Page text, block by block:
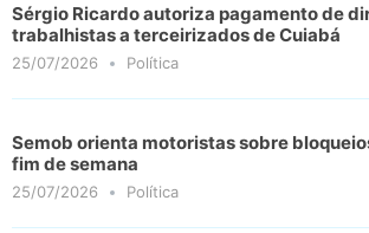
Sérgio Ricardo autoriza pagamento de
trabalhistas a terceirizados de Cuiabá
25/07/2026 Política
Semob orienta motoristas sobre
fim de semana
25/07/2026 Política